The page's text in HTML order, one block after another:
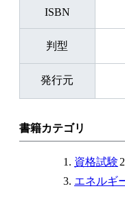
ISBN
判型
発行元
書籍カテゴリ
資格試験
エネルギ